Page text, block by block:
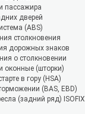
пассажира
дверей
(ABS)
столкновения
дорожных знаков
о столкновении
оконные (шторки)
в гору (HSA)
(BAS, EBD)
(задний ряд) ISOFIX